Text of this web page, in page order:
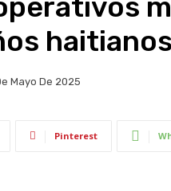
Mayo De 2025
Pinterest